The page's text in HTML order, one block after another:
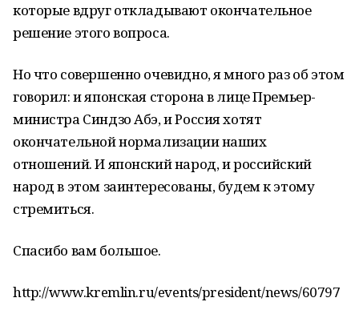
которые вдруг откладывают окончательное
решение этого вопроса.
Но что совершенно очевидно, я много раз об этом
говорил: и японская сторона в лице Премьер-
министра Синдзо Абэ, и Россия хотят
окончательной нормализации наших
отношений. И японский народ, и российский
народ в этом заинтересованы, будем к этому
стремиться.
Спасибо вам большое.
http://www.kremlin.ru/events/president/news/60797